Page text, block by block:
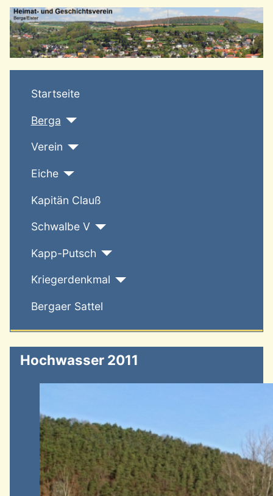
Startseite
Berga
Verein
Eiche
Kapitän Clauß
Schwalbe V
Kapp-Putsch
Kriegerdenkmal
Bergaer Sattel
Hochwasser 2011